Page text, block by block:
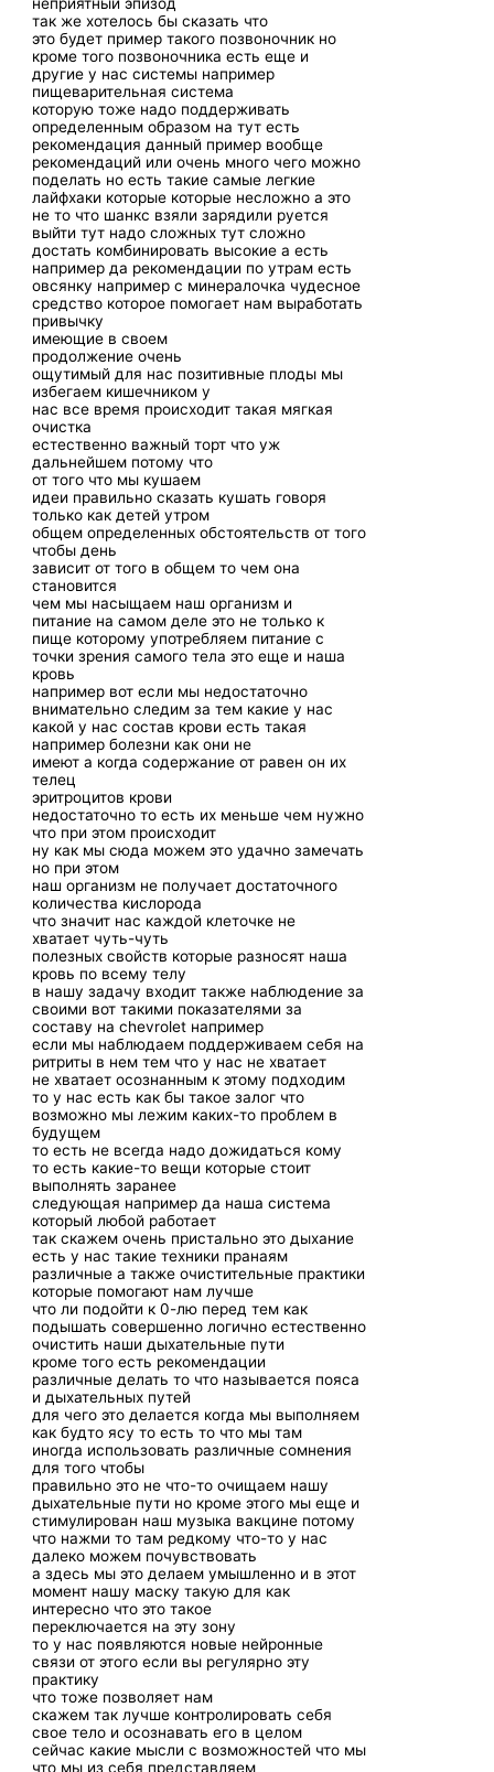
неприятный эпизод
так же хотелось бы сказать что
это будет пример такого позвоночник но
кроме того позвоночника есть еще и
другие у нас системы например
пищеварительная система
которую тоже надо поддерживать
определенным образом на тут есть
рекомендация данный пример вообще
рекомендаций или очень много чего можно
поделать но есть такие самые легкие
лайфхаки которые которые несложно а это
не то что шанкс взяли зарядили руется
выйти тут надо сложных тут сложно
достать комбинировать высокие а есть
например да рекомендации по утрам есть
овсянку например с минералочка чудесное
средство которое помогает нам выработать
привычку
имеющие в своем
продолжение очень
ощутимый для нас позитивные плоды мы
избегаем кишечником у
нас все время происходит такая мягкая
очистка
естественно важный торт что уж
дальнейшем потому что
от того что мы кушаем
идеи правильно сказать кушать говоря
только как детей утром
общем определенных обстоятельств от того
чтобы день
зависит от того в общем то чем она
становится
чем мы насыщаем наш организм и
питание на самом деле это не только к
пище которому употребляем питание с
точки зрения самого тела это еще и наша
кровь
например вот если мы недостаточно
внимательно следим за тем какие у нас
какой у нас состав крови есть такая
например болезни как они не
имеют а когда содержание от равен он их
телец
эритроцитов крови
недостаточно то есть их меньше чем нужно
что при этом происходит
ну как мы сюда можем это удачно замечать
но при этом
наш организм не получает достаточного
количества кислорода
что значит нас каждой клеточке не
хватает чуть-чуть
полезных свойств которые разносят наша
кровь по всему телу
в нашу задачу входит также наблюдение за
своими вот такими показателями за
составу на chevrolet например
если мы наблюдаем поддерживаем себя на
ритриты в нем тем что у нас не хватает
не хватает осознанным к этому подходим
то у нас есть как бы такое залог что
возможно мы лежим каких-то проблем в
будущем
то есть не всегда надо дожидаться кому
то есть какие-то вещи которые стоит
выполнять заранее
следующая например да наша система
который любой работает
так скажем очень пристально это дыхание
есть у нас такие техники пранаям
различные а также очистительные практики
которые помогают нам лучше
что ли подойти к 0-лю перед тем как
подышать совершенно логично естественно
очистить наши дыхательные пути
кроме того есть рекомендации
различные делать то что называется пояса
и дыхательных путей
для чего это делается когда мы выполняем
как будто ясу то есть то что мы там
иногда использовать различные сомнения
для того чтобы
правильно это не что-то очищаем нашу
дыхательные пути но кроме этого мы еще и
стимулирован наш музыка вакцине потому
что нажми то там редкому что-то у нас
далеко можем почувствовать
а здесь мы это делаем умышленно и в этот
момент нашу маску такую для как
интересно что это такое
переключается на эту зону
то у нас появляются новые нейронные
связи от этого если вы регулярно эту
практику
что тоже позволяет нам
скажем так лучше контролировать себя
свое тело и осознавать его в целом
сейчас какие мысли с возможностей что мы
что мы из себя представляем